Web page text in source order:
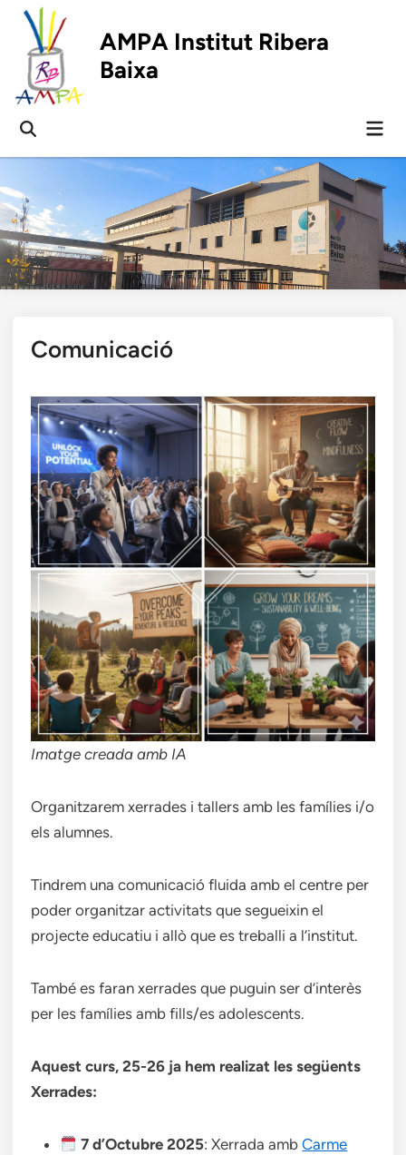
Skip
content
AMPA Institut Ribera
Baixa
Open
Main
Comunicació
Imatge creada amb IA
Organitzarem xerrades i tallers amb les famílies i/o
els alumnes.
Tindrem una comunicació fluida amb el centre per
poder organitzar activitats que segueixin el
projecte educatiu i allò que es treballi a l’institut.
També es faran xerrades que puguin ser d’interès
per les famílies amb fills/es adolescents.
Aquest curs, 25-26 ja hem realizat les següents
Xerrades:
7 d’Octubre 2025: Xerrada ambCarme